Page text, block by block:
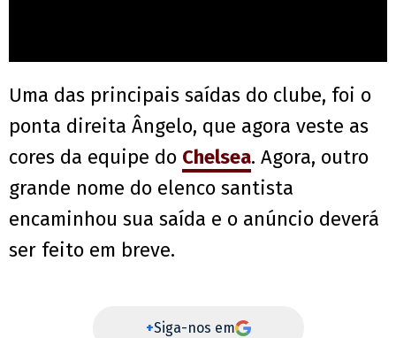
Uma das principais saídas do clube, foi o
ponta direita Ângelo, que agora veste as
cores da equipe do Chelsea. Agora, outro
grande nome do elenco santista
encaminhou sua saída e o anúncio deverá
ser feito em breve.
+Siga-nos em